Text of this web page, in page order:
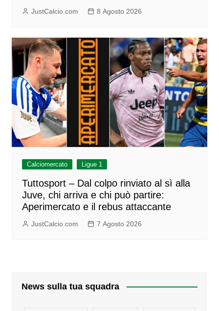
JustCalcio.com 8 Agosto 2026
Calciomercato Ligue 1
Tuttosport – Dal colpo rinviato al sì alla
Juve, chi arriva e chi può partire:
Aperimercato e il rebus attaccante
JustCalcio.com 7 Agosto 2026
News sulla tua squadra